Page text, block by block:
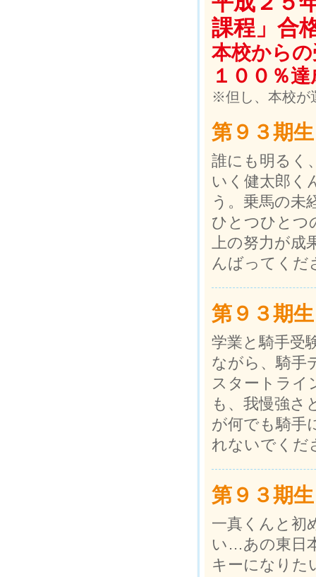
課程」合
本校から
１００％達
※但し、本校が
第９３期生
誰にも明るく
いく健太郎く
う。乗馬の未
ひとつひとつ
上の努力が成
んばってくだ
第９３期生
学業と騎手受
ながら、騎手
スタートライ
も、我慢強さ
が何でも騎手
れないでくだ
第９３期生
一真くんと初
い…あの東日
キーになりた